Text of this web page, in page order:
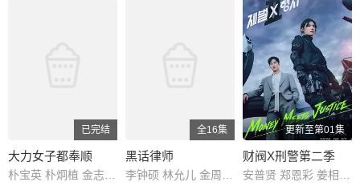
已完结
大力女子都奉顺
全16集
黑话律师
更新至第01集
财阀X刑警第二季